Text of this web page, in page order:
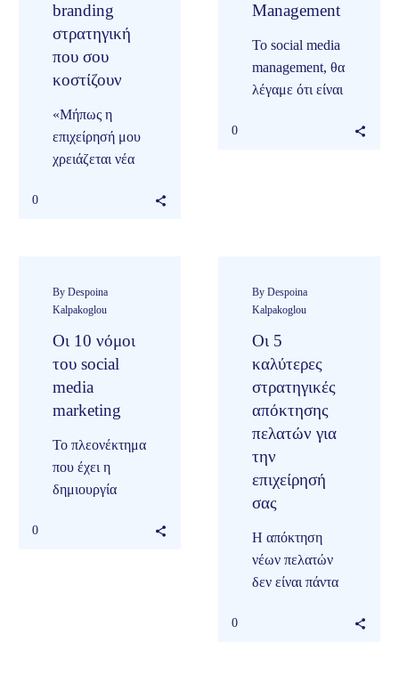
branding
στρατηγική
που σου
κοστίζουν
«Μήπως η
επιχείρησή μου
χρειάζεται νέα
θα βοηθούσε;»
Αν απευθύνεις
συχνά στους
άλλους…
0
Management
Το social media
management, θα
λέγαμε ότι είναι
ολοκληρωμένης
περισσότερο…
0
By Despoina
Kalpakoglou
Οι 10 νόμοι
του social
media
marketing
Το πλεονέκτημα
που έχει η
δημιουργία
0
By Despoina
Kalpakoglou
Οι 5
καλύτερες
στρατηγικές
απόκτησης
πελατών για
την
επιχείρησή
σας
Η απόκτηση
νέων πελατών
δεν είναι πάντα
0